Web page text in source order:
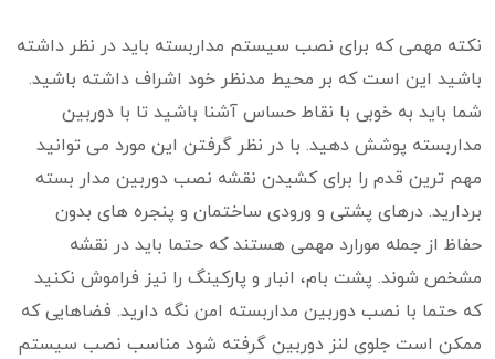
نکته مهمی که برای نصب سیستم مداربسته باید در نظر داشته
باشید این است که بر محیط مدنظر خود اشراف داشته باشید.
شما باید به خوبی با نقاط حساس آشنا باشید تا با دوربین
مداربسته پوشش دهید. با در نظر گرفتن این مورد می توانید
مهم ترین قدم را برای کشیدن نقشه نصب دوربین مدار بسته
بردارید. درهای پشتی و ورودی ساختمان و پنجره های بدون
حفاظ از جمله مورارد مهمی هستند که حتما باید در نقشه
مشخص شوند. پشت بام، انبار و پارکینگ را نیز فراموش نکنید
که حتما با نصب دوربین مداربسته امن نگه دارید. فضاهایی که
ممکن است جلوی لنز دوربین گرفته شود مناسب نصب سیستم